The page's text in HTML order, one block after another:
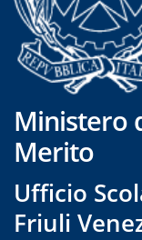
Ministero
Merito
Ufficio
Friuli